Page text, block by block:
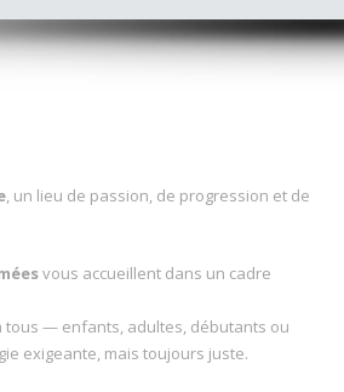
, un lieu de passion, de progression et de
vous accueillent dans un cadre
tous — enfants, adultes, débutants ou
exigeante, mais toujours juste.